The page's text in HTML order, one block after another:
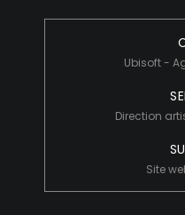
Ubisoft -
Direction
Site